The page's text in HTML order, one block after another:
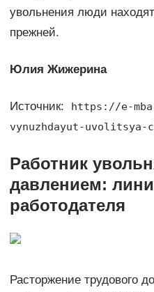
увольнения люди
прежней.
Юлия Жижерина
Источник:
https://e-
vynuzhdayut-uvolitsya-
Работник
давлением:
работодателя
Расторжение трудового